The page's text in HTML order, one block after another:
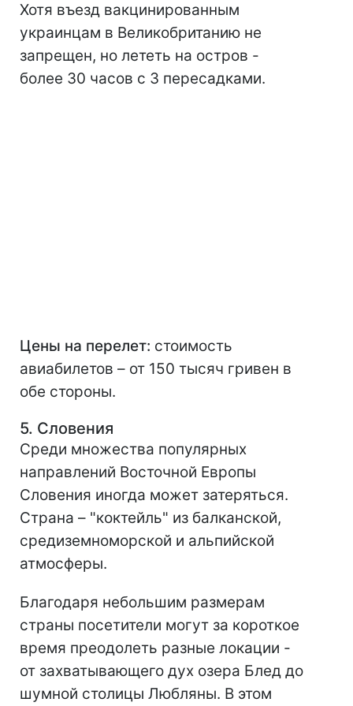
Хотя въезд вакцинированным
украинцам в Великобританию не
запрещен, но лететь на остров -
более 30 часов с 3 пересадками.
Цены на перелет: стоимость
авиабилетов – от 150 тысяч гривен в
обе стороны.
5. Словения
Среди множества популярных
направлений Восточной Европы
Словения иногда может затеряться.
Страна – "коктейль" из балканской,
средиземноморской и альпийской
атмосферы.
Благодаря небольшим размерам
страны посетители могут за короткое
время преодолеть разные локации -
от захватывающего дух озера Блед до
шумной столицы Любляны. В этом